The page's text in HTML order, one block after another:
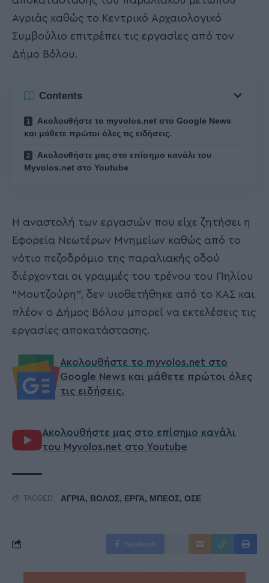
Αγριάς καθώς το Κεντρικό Αρχαιολογικό
Συμβούλιο επιτρέπει τις εργασίες από τον
Δήμο Βόλου.
Contents
Ακολουθήστε το myvolos.net στο Google News
και μάθετε πρώτοι όλες τις ειδήσεις.
Ακολουθήστε μας στο επίσημο κανάλι του
Myvolos.net στο Youtube
Η αναστολή των εργασιών που είχε ζητήσει η
Εφορεία Νεωτέρων Μνημείων καθώς από το
νότιο πεζοδρόμιο της παραλιακής οδού
διέρχονται οι γραμμές του τρένου του Πηλίου
“Μουτζούρη”, δεν υιοθετήθηκε από το ΚΑΣ και
πλέον ο Δήμος Βόλου μπορεί να εκτελέσεις τις
εργασίες αποκατάστασης.
Ακολουθήστε το myvolos.net στο
Google News και μάθετε πρώτοι όλες
τις ειδήσεις.
Ακολουθήστε μας στο επίσημο κανάλι
του Myvolos.net στο Youtube
TAGGED: ΑΓΡΙΑ, ΒΟΛΟΣ, ΕΡΓΑ, ΜΠΕΟΣ, ΟΣΕ
Facebook